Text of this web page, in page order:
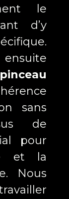
le
d’y
pinceau
sans
de
pour
et la
Nous